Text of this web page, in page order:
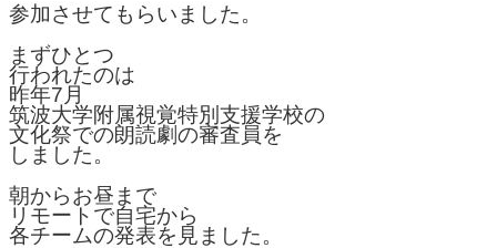
参加させてもらいました。
まずひとつ
行われたのは
昨年7月
筑波大学附属視覚特別支援学校の
文化祭での朗読劇の審査員を
しました。
朝からお昼まで
リモートで自宅から
各チームの発表を見ました。